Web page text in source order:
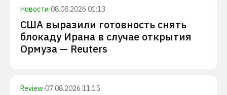
Новости·08.08.2026 01:13
США выразили готовность снять
блокаду Ирана в случае открытия
Ормуза — Reuters
Review·07.08.2026 11:15